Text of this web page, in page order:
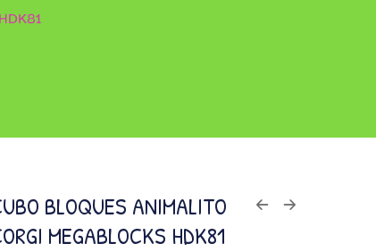
BLOQUES ANIMALITO
MEGABLOCKS HDK81